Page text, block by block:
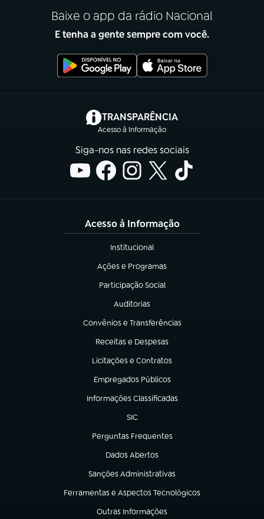
Baixe o app da rádio Nacional
E tenha a gente sempre com você.
TRANSPARÊNCIA
Acesso à Informação
(abre em nova aba)
Siga-nos nas redes sociais
Acesso à Informação
Institucional
(abre em nova aba)
Ações e Programas
(abre em nova aba)
Participação Social
(abre em nova aba)
Auditorias
(abre em nova aba)
Convênios e Transferências
(abre em nova aba)
Receitas e Despesas
(abre em nova aba)
Licitações e Contratos
(abre em nova aba)
Empregados Públicos
(abre em nova aba)
Informações Classificadas
(abre em nova aba)
SIC
(abre em nova aba)
Perguntas Frequentes
(abre em nova aba)
Dados Abertos
(abre em nova aba)
Sanções Administrativas
(abre em nova aba)
Ferramentas e Aspectos Tecnológicos
(abre em nova aba)
Outras Informações
(abre em nova aba)